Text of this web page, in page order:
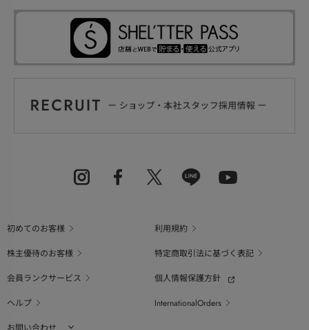
初めてのお客様
利用規約
株主優待のお客様
特定商取引法に基づく表記
会員ランクサービス
個人情報保護方針
ヘルプ
InternationalOrders